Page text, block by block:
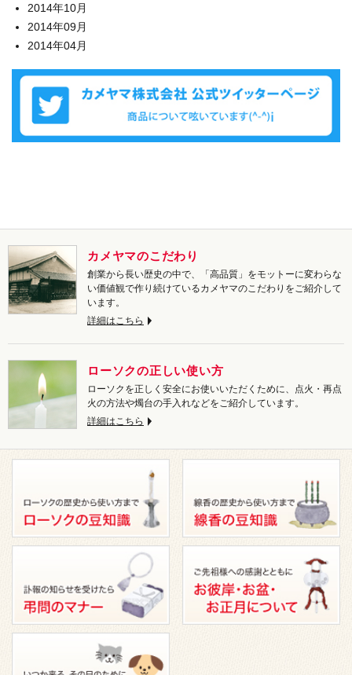
2014年10月
2014年09月
2014年04月
カメヤマのこだわり
創業から長い歴史の中で、「高品質」をモットーに変わらな
い価値観で作り続けているカメヤマのこだわりをご紹介して
います。
詳細はこちら
ローソクの正しい使い方
ローソクを正しく安全にお使いいただくために、点火・再点
火の方法や燭台の手入れなどをご紹介しています。
詳細はこちら